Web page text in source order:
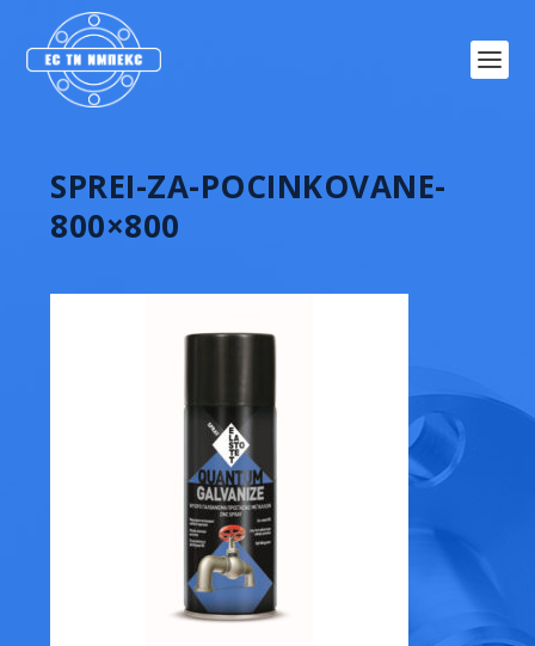
SPREI-ZA-POCINKOVANE-
800×800